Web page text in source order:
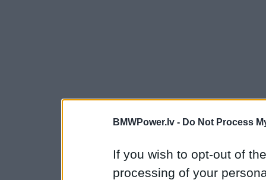
BMWPower.lv - Do Not Process
If you wish to opt-out of
processing of your